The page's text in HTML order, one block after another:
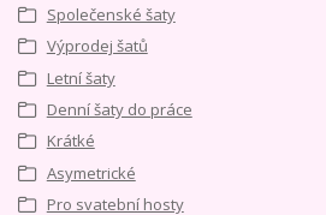
Společenské šaty
Výprodej šatů
Letní šaty
Denní šaty do práce
Krátké
Asymetrické
Pro svatební hosty